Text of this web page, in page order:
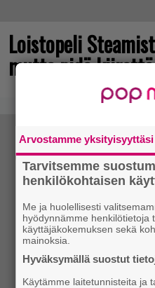
Loistopeli
mutta pidä
Arvostamme yksityisyyttäsi
Tarvitsemme
henkilökohtaisen
Me ja huolellisesti
hyödynnämme henkilötietoja
käyttäjäkokemuksen sekä
mainoksia.
Hyväksymällä suostut
Käytämme laitetunnisteita ja